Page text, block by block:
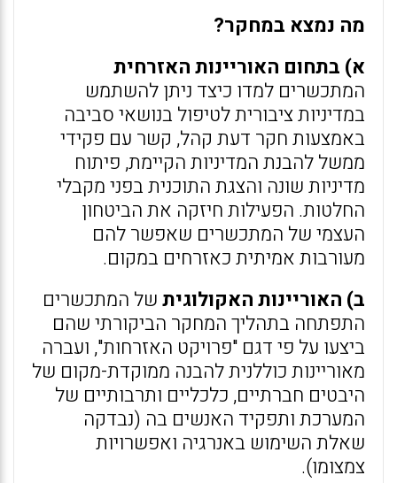
מה נמצא במחקר?
א) בתחום האוריינות האזרחית
המתכשרים למדו כיצד ניתן להשתמש
במדיניות ציבורית לטיפול בנושאי סביבה
באמצעות חקר דעת קהל, קשר עם פקידי
ממשל להבנת המדיניות הקיימת, פיתוח
מדיניות שונה והצגת התוכנית בפני מקבלי
החלטות. הפעילות חיזקה את הביטחון
העצמי של המתכשרים שאפשר להם
מעורבות אמיתית כאזרחים במקום.
ב) האוריינות האקולוגיתשל המתכשרים
התפתחה בתהליך המחקר הביקורתי שהם
ביצעו על פי דגם "פרויקט האזרחות", ועברה
מאוריינות כוללנית להבנה ממוקדת-מקום של
היבטים חברתיים, כלכליים ותרבותיים של
המערכת ותפקיד האנשים בה (נבדקה
שאלת השימוש באנרגיה ואפשרויות
צמצומו).